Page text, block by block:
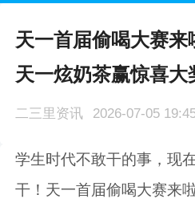
天一首届偷喝大赛来
天一炫奶茶赢惊喜大
二三里资讯 2026-07-05
学生时代不敢干的事，现
干！天一首届偷喝大赛来